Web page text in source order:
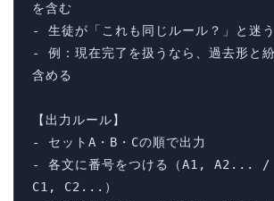
を含む
- 生徒が「これも同じルール？」と迷
- 例：現在完了を扱うなら、過去形と
含める
【出力ルール】
- セットA・B・Cの順で出力
- 各文に番号をつける（A1,
C1, C2...）